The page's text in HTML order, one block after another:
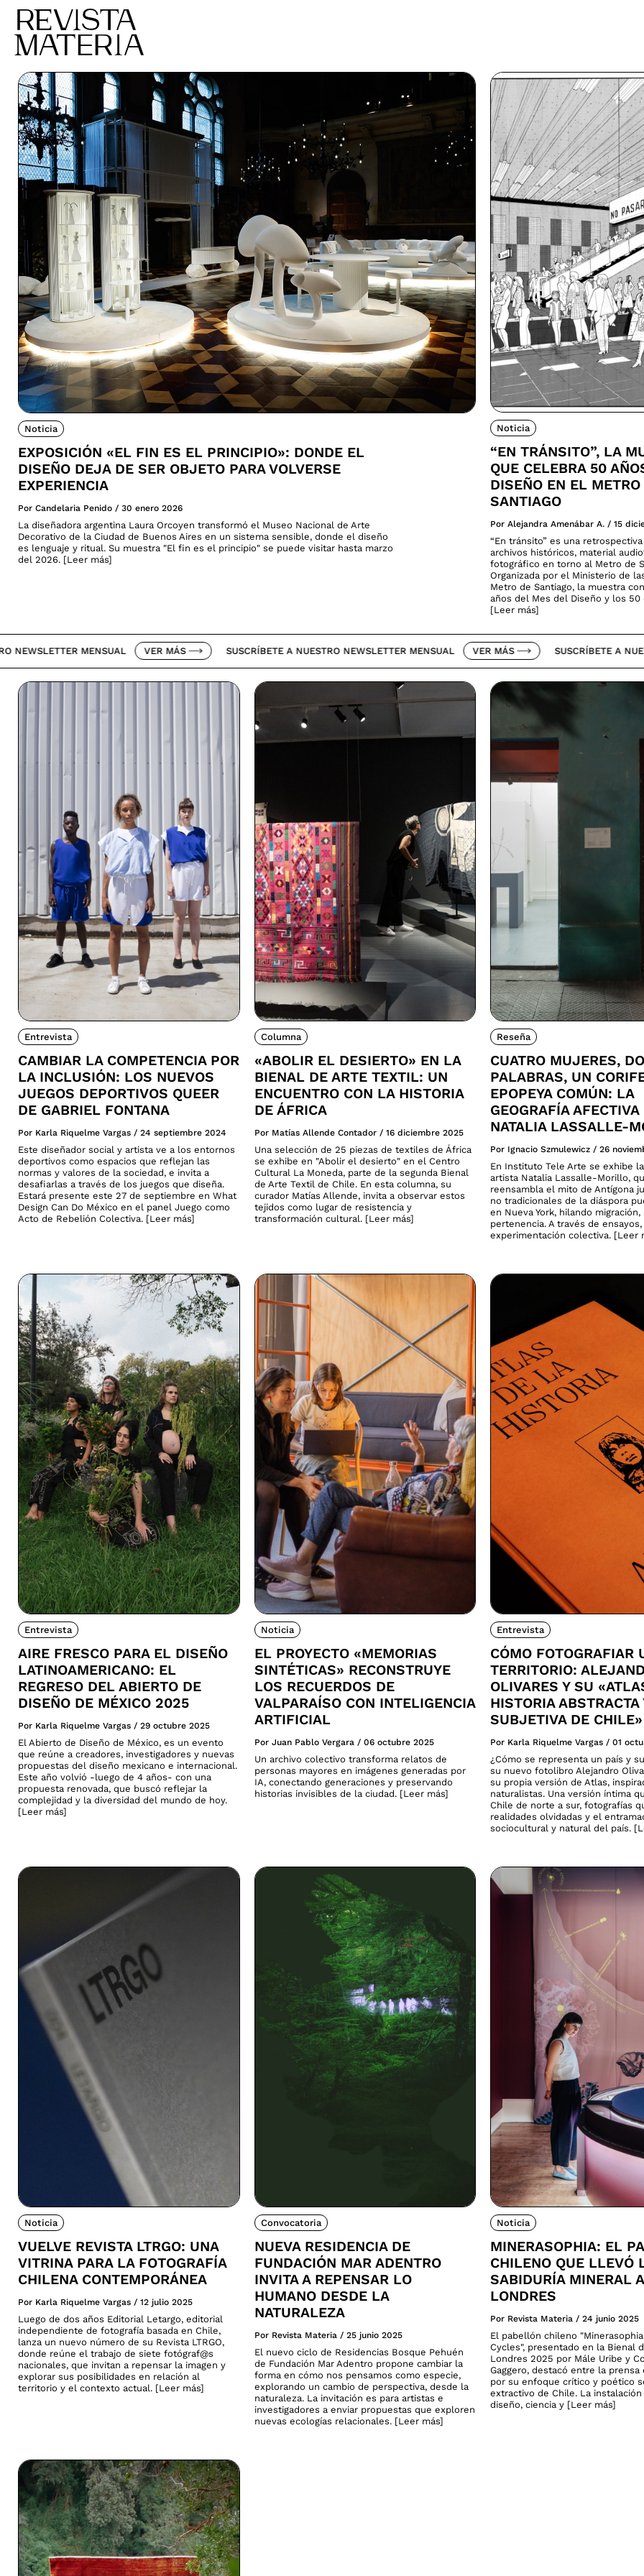
Noticia
EXPOSICIÓN «EL FIN ES EL PRINCIPIO»: DONDE EL
DISEÑO DEJA DE SER OBJETO PARA VOLVERSE
EXPERIENCIA
Por Candelaria Penido / 30 enero 2026
La diseñadora argentina Laura Orcoyen transformó el Museo Nacional de Arte
Decorativo de la Ciudad de Buenos Aires en un sistema sensible, donde el diseño
es lenguaje y ritual. Su muestra "El fin es el principio" se puede visitar hasta marzo
del 2026. [Leer más]
Noticia
“EN TRÁNSITO”, LA
QUE CELEBRA 50
DISEÑO EN EL METRO
SANTIAGO
Por Alejandra Amenábar A. / 15
“En tránsito” es una
archivos históricos, material
fotográfico en torno al Metro de
Organizada por el Ministerio de
Metro de Santiago, la muestra
años del Mes del Diseño y los 50
[Leer más]
MENSUAL VER MÁS SUSCRÍBETE A NUESTRO NEWSLETTER MENSUAL VER MÁS SUSCRÍBETE A NUESTRO
Entrevista
CAMBIAR LA COMPETENCIA POR
LA INCLUSIÓN: LOS NUEVOS
JUEGOS DEPORTIVOS QUEER
DE GABRIEL FONTANA
Por Karla Riquelme Vargas / 24 septiembre 2024
Este diseñador social y artista ve a los entornos
deportivos como espacios que reflejan las
normas y valores de la sociedad, e invita a
desafiarlas a través de los juegos que diseña.
Estará presente este 27 de septiembre en What
Design Can Do México en el panel Juego como
Acto de Rebelión Colectiva. [Leer más]
Columna
«ABOLIR EL DESIERTO» EN LA
BIENAL DE ARTE TEXTIL: UN
ENCUENTRO CON LA HISTORIA
DE ÁFRICA
Por Matías Allende Contador / 16 diciembre 2025
Una selección de 25 piezas de textiles de África
se exhibe en "Abolir el desierto" en el Centro
Cultural La Moneda, parte de la segunda Bienal
de Arte Textil de Chile. En esta columna, su
curador Matías Allende, invita a observar estos
tejidos como lugar de resistencia y
transformación cultural. [Leer más]
Reseña
CUATRO MUJERES,
PALABRAS, UN
EPOPEYA COMÚN: LA
GEOGRAFÍA AFECTIVA
NATALIA LASSALLE-
Por Ignacio Szmulewicz / 26
En Instituto Tele Arte se exhibe
artista Natalia Lassalle-Morillo,
reensambla el mito de Antígona
no tradicionales de la diáspora
en Nueva York, hilando
pertenencia. A través de
experimentación colectiva. [Leer
Entrevista
AIRE FRESCO PARA EL DISEÑO
LATINOAMERICANO: EL
REGRESO DEL ABIERTO DE
DISEÑO DE MÉXICO 2025
Por Karla Riquelme Vargas / 29 octubre 2025
El Abierto de Diseño de México, es un evento
que reúne a creadores, investigadores y nuevas
propuestas del diseño mexicano e internacional.
Este año volvió -luego de 4 años- con una
propuesta renovada, que buscó reflejar la
complejidad y la diversidad del mundo de hoy.
[Leer más]
Noticia
EL PROYECTO «MEMORIAS
SINTÉTICAS» RECONSTRUYE
LOS RECUERDOS DE
VALPARAÍSO CON INTELIGENCIA
ARTIFICIAL
Por Juan Pablo Vergara / 06 octubre 2025
Un archivo colectivo transforma relatos de
personas mayores en imágenes generadas por
IA, conectando generaciones y preservando
historias invisibles de la ciudad. [Leer más]
Entrevista
CÓMO FOTOGRAFIAR
TERRITORIO:
OLIVARES Y SU
HISTORIA ABSTRACTA
SUBJETIVA DE CHILE»
Por Karla Riquelme Vargas / 01
¿Cómo se representa un país y
su nuevo fotolibro Alejandro
su propia versión de Atlas,
naturalistas. Una versión íntima
Chile de norte a sur, fotografías
realidades olvidadas y el
sociocultural y natural del país.
Noticia
VUELVE REVISTA LTRGO: UNA
VITRINA PARA LA FOTOGRAFÍA
CHILENA CONTEMPORÁNEA
Por Karla Riquelme Vargas / 12 julio 2025
Luego de dos años Editorial Letargo, editorial
independiente de fotografía basada en Chile,
lanza un nuevo número de su Revista LTRGO,
donde reúne el trabajo de siete fotógraf@s
nacionales, que invitan a repensar la imagen y
explorar sus posibilidades en relación al
territorio y el contexto actual. [Leer más]
Convocatoria
NUEVA RESIDENCIA DE
FUNDACIÓN MAR ADENTRO
INVITA A REPENSAR LO
HUMANO DESDE LA
NATURALEZA
Por Revista Materia / 25 junio 2025
El nuevo ciclo de Residencias Bosque Pehuén
de Fundación Mar Adentro propone cambiar la
forma en cómo nos pensamos como especie,
explorando un cambio de perspectiva, desde la
naturaleza. La invitación es para artistas e
investigadores a enviar propuestas que exploren
nuevas ecologías relacionales. [Leer más]
Noticia
MINERASOPHIA: EL
CHILENO QUE LLEVÓ
SABIDURÍA MINERAL A
LONDRES
Por Revista Materia / 24 junio 2025
El pabellón chileno
Cycles", presentado en la Bienal
Londres 2025 por Mále Uribe y
Gaggero, destacó entre la prensa
por su enfoque crítico y poético
extractivo de Chile. La
diseño, ciencia y [Leer más]